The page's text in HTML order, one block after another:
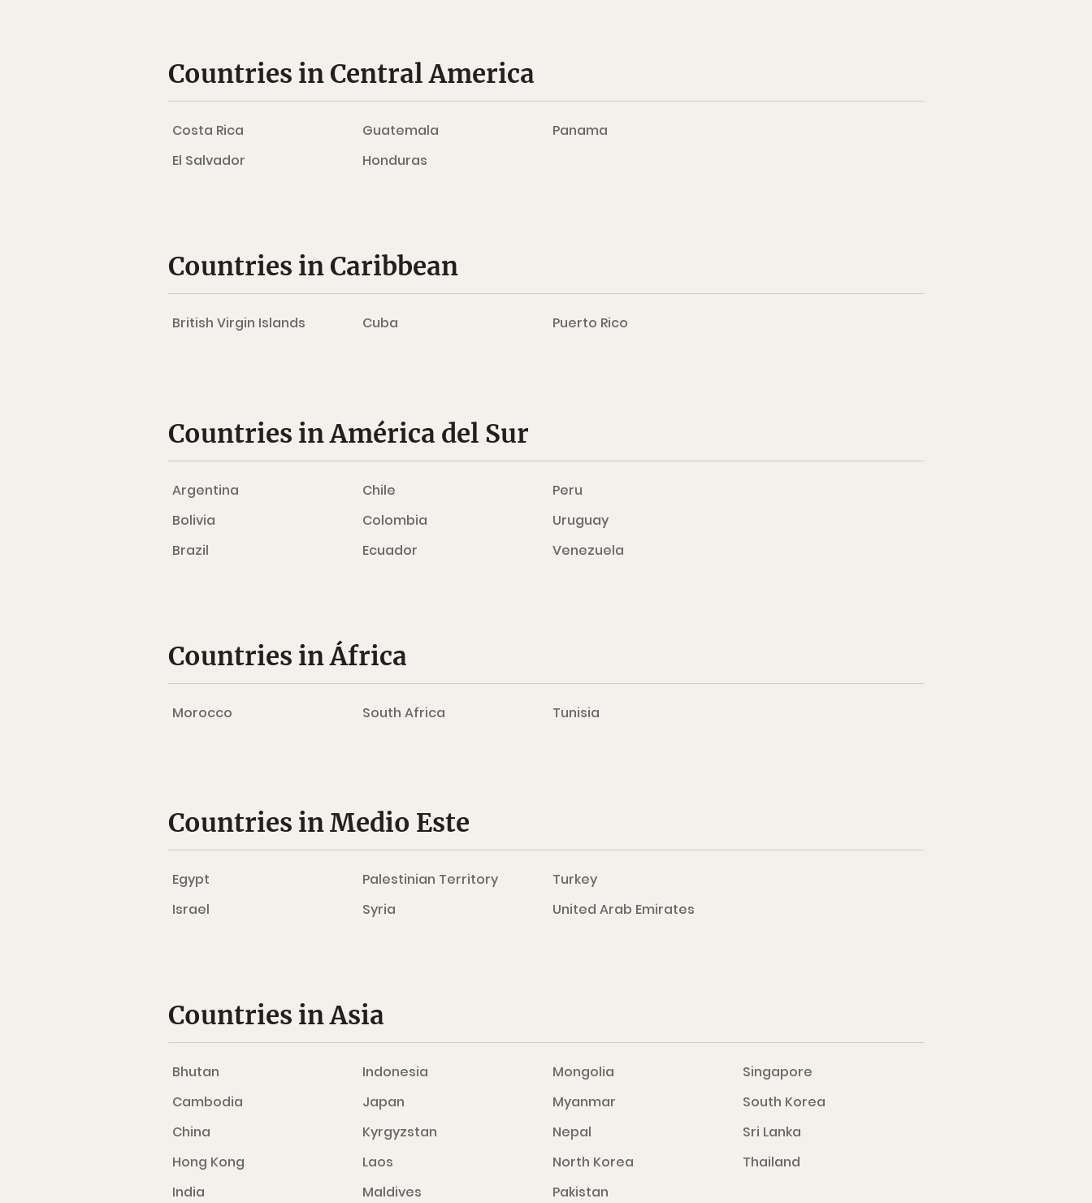
Countries in Central America
Costa Rica
El Salvador
Guatemala
Honduras
Panama
Countries in Caribbean
British Virgin Islands Cuba Puerto Rico
Countries in América del Sur
Argentina
Bolivia
Brazil
Chile
Colombia
Ecuador
Peru
Uruguay
Venezuela
Countries in África
Morocco South Africa Tunisia
Countries in Medio Este
Egypt
Israel
Palestinian Territory
Syria
Turkey
United Arab Emirates
Countries in Asia
Bhutan
Cambodia
China
Hong Kong
India
Indonesia
Japan
Kyrgyzstan
Laos
Maldives
Mongolia
Myanmar
Nepal
North Korea
Pakistan
Singapore
South Korea
Sri Lanka
Thailand